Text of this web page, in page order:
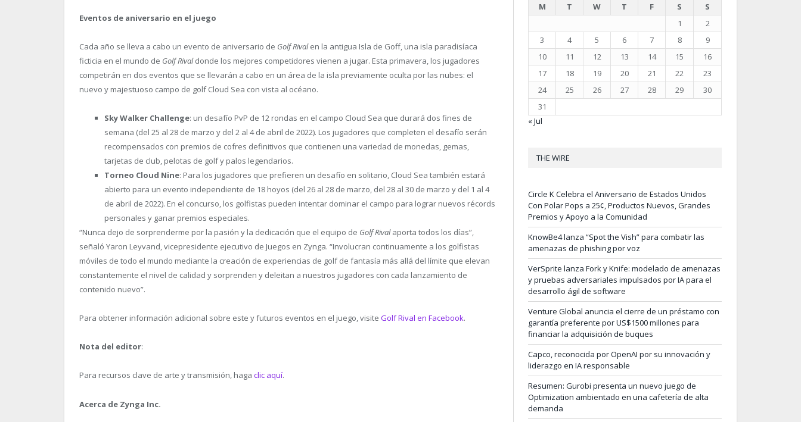
Eventos de aniversario en el juego
Cada año se lleva a cabo un evento de aniversario de Golf Rivalen la antigua Isla de Goff, una isla paradisíaca
ficticia en el mundo de Golf Rivaldonde los mejores competidores vienen a jugar. Esta primavera, los jugadores
competirán en dos eventos que se llevarán a cabo en un área de la isla previamente oculta por las nubes: el
nuevo y majestuoso campo de golf Cloud Sea con vista al océano.
Sky Walker Challenge: un desafío PvP de 12 rondas en el campo Cloud Sea que durará dos fines de
semana (del 25 al 28 de marzo y del 2 al 4 de abril de 2022). Los jugadores que completen el desafío serán
recompensados ​​con premios de cofres definitivos que contienen una variedad de monedas, gemas,
tarjetas de club, pelotas de golf y palos legendarios.
Torneo Cloud Nine: Para los jugadores que prefieren un desafío en solitario, Cloud Sea también estará
abierto para un evento independiente de 18 hoyos (del 26 al 28 de marzo, del 28 al 30 de marzo y del 1 al 4
de abril de 2022). En el concurso, los golfistas pueden intentar dominar el campo para lograr nuevos récords
personales y ganar premios especiales.
“Nunca dejo de sorprenderme por la pasión y la dedicación que el equipo de Golf Rivalaporta todos los días”,
señaló Yaron Leyvand, vicepresidente ejecutivo de Juegos en Zynga. “Involucran continuamente a los golfistas
móviles de todo el mundo mediante la creación de experiencias de golf de fantasía más allá del límite que elevan
constantemente el nivel de calidad y sorprenden y deleitan a nuestros jugadores con cada lanzamiento de
contenido nuevo”.
Para obtener información adicional sobre este y futuros eventos en el juego, visite Golf Rival en Facebook.
Nota del editor:
Para recursos clave de arte y transmisión, haga clic aquí.
Acerca de Zynga Inc.
M
T W T F S
S
1
2
3
4 5 6 7 8
9
10
11 12 13 14 15
16
17
18 19 20 21 22
23
24
25 26 27 28 29
30
31
« Jul
THE WIRE
Circle K Celebra el Aniversario de Estados Unidos
Con Polar Pops a 25¢, Productos Nuevos, Grandes
Premios y Apoyo a la Comunidad
KnowBe4 lanza “Spot the Vish” para combatir las
amenazas de phishing por voz
VerSprite lanza Fork y Knife: modelado de amenazas
y pruebas adversariales impulsados por IA para el
desarrollo ágil de software
Venture Global anuncia el cierre de un préstamo con
garantía preferente por US$1500 millones para
financiar la adquisición de buques
Capco, reconocida por OpenAI por su innovación y
liderazgo en IA responsable
Resumen: Gurobi presenta un nuevo juego de
Optimization ambientado en una cafetería de alta
demanda